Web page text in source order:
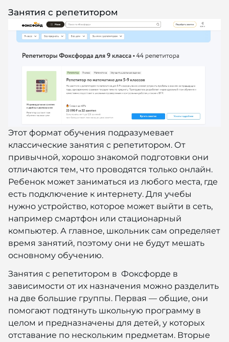
Занятия с репетитором
Этот формат обучения подразумевает
классические занятия с репетитором. От
привычной, хорошо знакомой подготовки они
отличаются тем, что проводятся только онлайн.
Ребенок может заниматься из любого места, где
есть подключение к интернету. Для учебы
нужно устройство, которое может выйти в сеть,
например смартфон или стационарный
компьютер. А главное, школьник сам определяет
время занятий, поэтому они не будут мешать
основному обучению.
Занятия с репетитором в Фоксфорде в
зависимости от их назначения можно разделить
на две большие группы. Первая — общие, они
помогают подтянуть школьную программу в
целом и предназначены для детей, у которых
отставание по нескольким предметам. Вторые